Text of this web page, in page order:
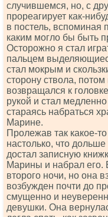
случившемся, но, с
прореагирует как-
в постель,
каким могло бы быть
Осторожно я стал
пальцем
стал мокрым и
сторону ствола,
возвращался к
рукой и стал
стараясь набраться
Марине.
Пролежав так какое-
настолько, что
достал записную
Марины и набрал
второго ночи, но она
возбужден почти до
смущенно и
девушки. Она